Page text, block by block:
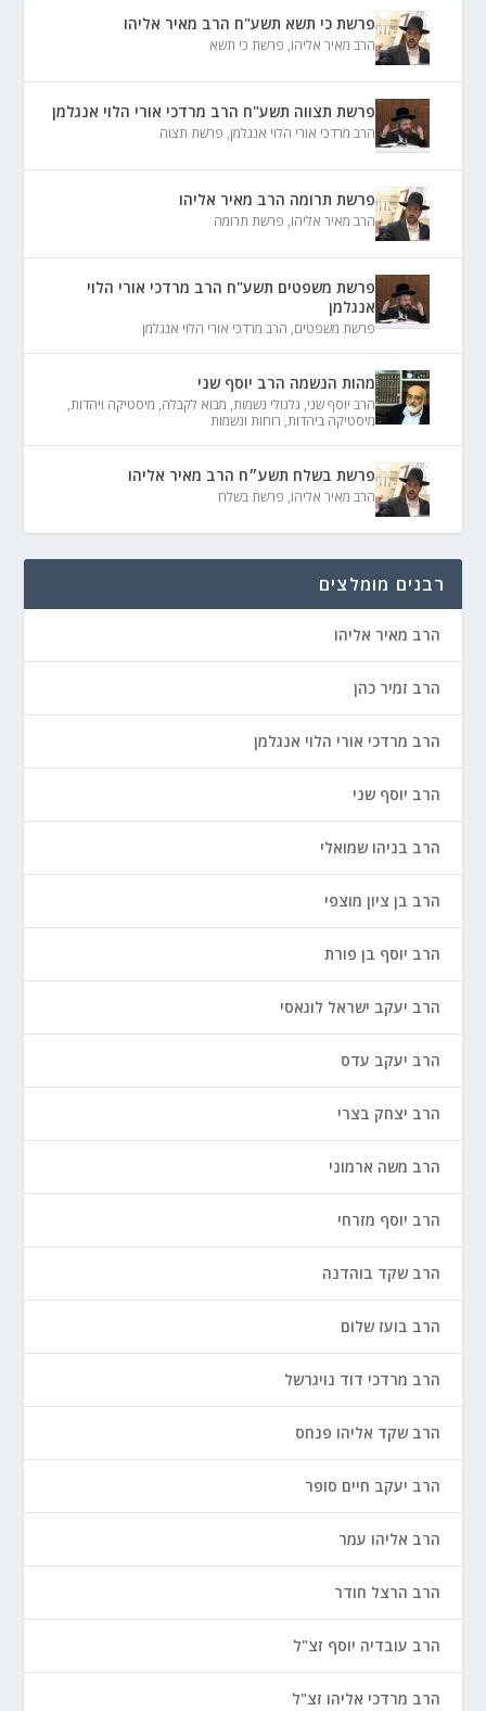
פרשת כי תשא תשע"ח הרב מאיר אליהו
הרב מאיר אליהו, פרשת כי תשא
פרשת תצווה תשע"ח הרב מרדכי אורי הלוי אנגלמן
הרב מרדכי אורי הלוי אנגלמן, פרשת תצוה
פרשת תרומה הרב מאיר אליהו
הרב מאיר אליהו, פרשת תרומה
פרשת משפטים תשע"ח הרב מרדכי אורי הלוי
אנגלמן
פרשת משפטים, הרב מרדכי אורי הלוי אנגלמן
מהות הנשמה הרב יוסף שני
הרב יוסף שני, גלגולי נשמות, מבוא לקבלה, מיסטיקה ויהדות,
מיסטיקה ביהדות, רוחות ונשמות
פרשת בשלח תשע״ח הרב מאיר אליהו
הרב מאיר אליהו, פרשת בשלח
רבנים מומלצים
הרב מאיר אליהו
הרב זמיר כהן
הרב מרדכי אורי הלוי אנגלמן
הרב יוסף שני
הרב בניהו שמואלי
הרב בן ציון מוצפי
הרב יוסף בן פורת
הרב יעקב ישראל לוגאסי
הרב יעקב עדס
הרב יצחק בצרי
הרב משה ארמוני
הרב יוסף מזרחי
הרב שקד בוהדנה
הרב בועז שלום
הרב מרדכי דוד נויגרשל
הרב שקד אליהו פנחס
הרב יעקב חיים סופר
הרב אליהו עמר
הרב הרצל חודר
הרב עובדיה יוסף זצ"ל
הרב מרדכי אליהו זצ"ל